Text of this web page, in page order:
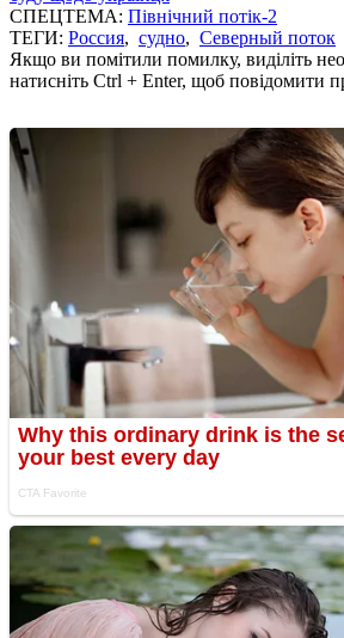
СПЕЦТЕМА: Північний потік-2
ТЕГИ: Россия, судно, Северный поток
Якщо ви помітили помилку, виділіть
натисніть Ctrl + Enter, щоб повідомити